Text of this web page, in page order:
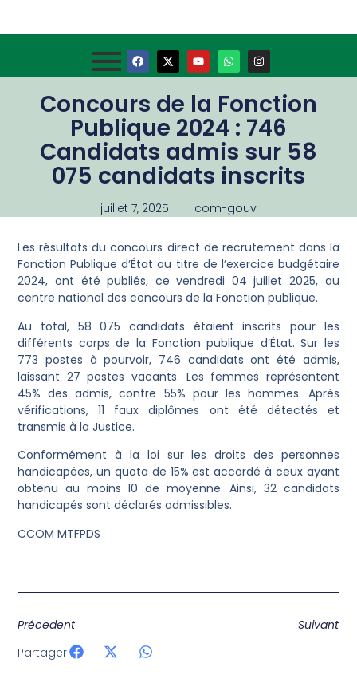
Concours de la Fonction
Publique 2024 : 746
Candidats admis sur 58
075 candidats inscrits
juillet 7, 2025 com-gouv
Les résultats du concours direct de recrutement dans la
Fonction Publique d’État au titre de l’exercice budgétaire
2024, ont été publiés, ce vendredi 04 juillet 2025, au
centre national des concours de la Fonction publique.
Au total, 58 075 candidats étaient inscrits pour les
différents corps de la Fonction publique d’État. Sur les
773 postes à pourvoir, 746 candidats ont été admis,
laissant 27 postes vacants. Les femmes représentent
45% des admis, contre 55% pour les hommes. Après
vérifications, 11 faux diplômes ont été détectés et
transmis à la Justice.
Conformément à la loi sur les droits des personnes
handicapées, un quota de 15% est accordé à ceux ayant
obtenu au moins 10 de moyenne. Ainsi, 32 candidats
handicapés sont déclarés admissibles.
CCOM MTFPDS
Précedent
Suivant
Partager